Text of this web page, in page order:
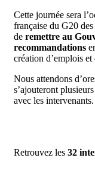
Cette journée sera
française du G20
de remettre au
recommandations
création d’emplois
Nous attendons
s’ajouteront
avec les
Retrouvez les 32